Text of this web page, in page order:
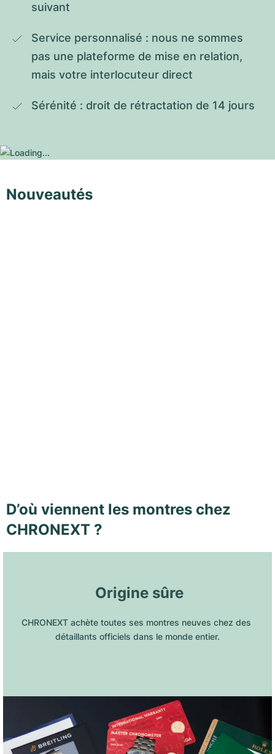
suivant
Service personnalisé : nous ne sommes
pas une plateforme de mise en relation,
mais votre interlocuteur direct
Sérénité : droit de rétractation de 14 jours
Nouveautés
D’où viennent les montres chez
CHRONEXT ?
Origine sûre
CHRONEXT achète toutes ses montres neuves chez des
détaillants officiels dans le monde entier.